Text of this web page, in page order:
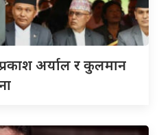
अर्याल र कुलमान